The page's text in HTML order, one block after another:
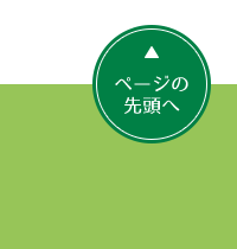
ー
ジ
の